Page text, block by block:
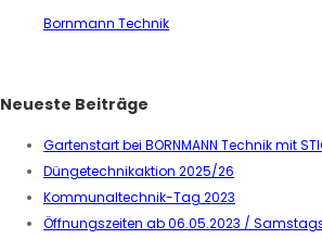
Bornmann Technik
Neueste Beiträge
Gartenstart bei BORNMANN Technik mit
Düngetechnikaktion 2025/26
Kommunaltechnik-Tag 2023
Öffnungszeiten ab 06.05.2023 /